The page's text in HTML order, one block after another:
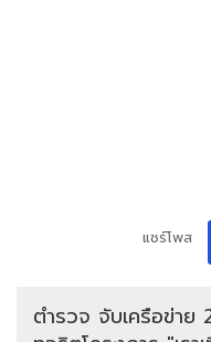
แชร์โพส
ตำรวจ จับเครือข่าย